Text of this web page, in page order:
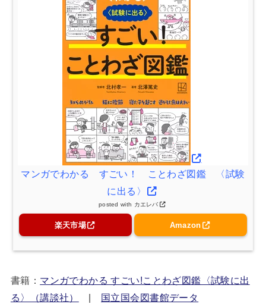
マンガでわかる すごい！ ことわざ図鑑 〈試験
に出る〉
posted with カエレバ
楽天市場 Amazon
書籍： マンガでわかる すごい!ことわざ図鑑〈試験に出
る〉（講談社）
| 国立国会図書館データ